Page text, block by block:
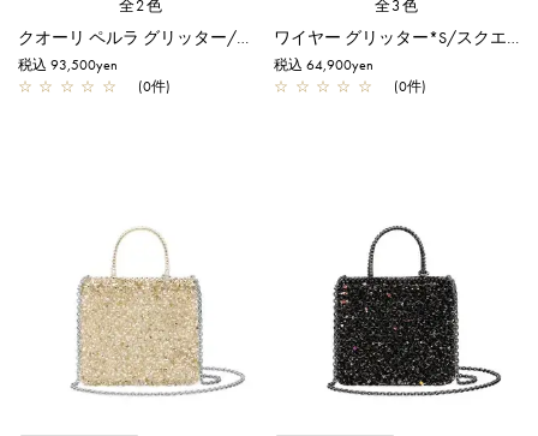
全2色
税込 93,500yen
☆ ☆ ☆ ☆ ☆ (0件)
全3色
税込 64,900yen
☆ ☆ ☆ ☆ ☆ (0件)